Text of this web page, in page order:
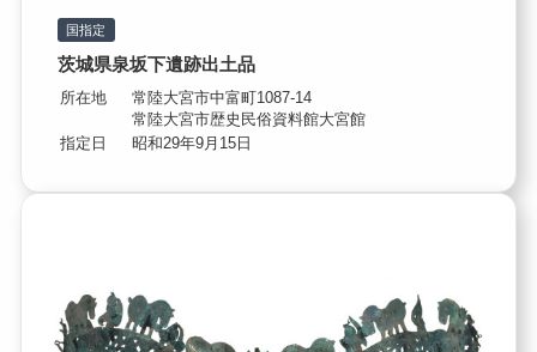
国指定
茨城県泉坂下遺跡出土品
所在地
常陸大宮市中富町1087-14
常陸大宮市歴史民俗資料館大宮館
指定日
昭和29年9月15日